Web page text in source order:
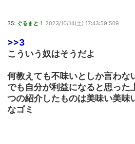
35: ぐるまと！ 2023/10/14(土) 17:43:59.509
>>3
こういう奴はそうだよ
何教えても不味いとしか言わな
でも自分が利益になると思った
つの紹介したものは美味い美味
なゴミ